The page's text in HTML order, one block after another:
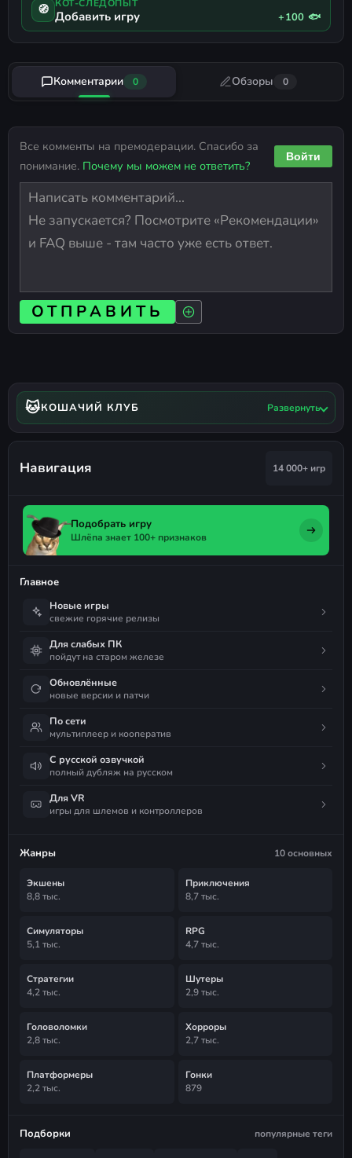
🧭 КОТ-СЛЕДОПЫТ
Добавить игру +100 🐟
Комментарии 0 Обзоры 0
Все комменты на премодерации. Спасибо за
понимание. Почему мы можем не ответить?
Войти
ОТПРАВИТЬ
🐱КОШАЧИЙ КЛУБ Развернуть
Навигация 14 000+ игр
Подобрать игру
Шлёпа знает 100+ признаков
Главное
Новые игры
свежие горячие релизы
Для слабых ПК
пойдут на старом железе
Обновлённые
новые версии и патчи
По сети
мультиплеер и кооператив
С русской озвучкой
полный дубляж на русском
Для VR
игры для шлемов и контроллеров
Жанры 10 основных
Экшены
8,8 тыс.
Приключения
8,7 тыс.
Симуляторы
5,1 тыс.
RPG
4,7 тыс.
Стратегии
4,2 тыс.
Шутеры
2,9 тыс.
Головоломки
2,8 тыс.
Хорроры
2,7 тыс.
Платформеры
2,2 тыс.
Гонки
879
Подборки популярные теги